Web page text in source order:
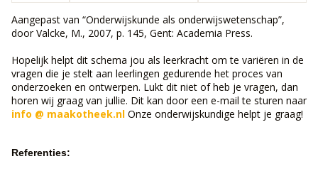
Aangepast van “Onderwijskunde als onderwijswetenschap”,
door Valcke, M., 2007, p. 145, Gent: Academia Press.
Hopelijk helpt dit schema jou als leerkracht om te variëren in de
vragen die je stelt aan leerlingen gedurende het proces van
onderzoeken en ontwerpen. Lukt dit niet of heb je vragen, dan
horen wij graag van jullie. Dit kan door een e-mail te sturen naar
info @ maakotheek.nl Onze onderwijskundige helpt je graag!
Referenties: